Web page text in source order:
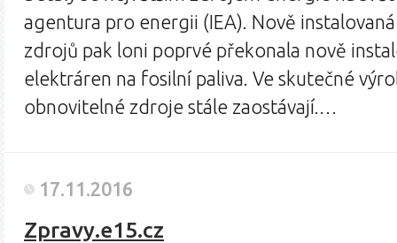
agentura pro energii (IEA). Nově
zdrojů pak loni poprvé překonala nově
elektráren na fosilní paliva. Ve skutečné
obnovitelné zdroje stále zaostávají.…
17.11.2016
Zpravy.e15.cz